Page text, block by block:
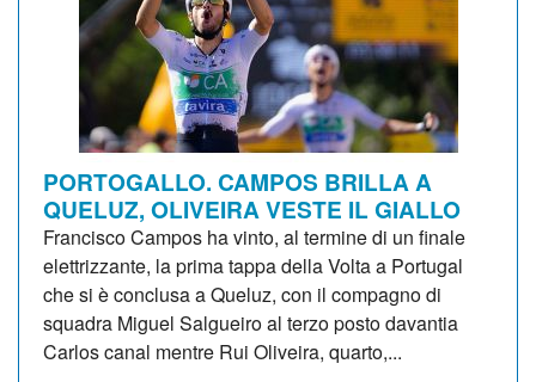
PORTOGALLO. CAMPOS BRILLA A
QUELUZ, OLIVEIRA VESTE IL GIALLO
Francisco Campos ha vinto, al termine di un finale
elettrizzante, la prima tappa della Volta a Portugal
che si è conclusa a Queluz, con il compagno di
squadra Miguel Salgueiro al terzo posto davantia
Carlos canal mentre Rui Oliveira, quarto,...